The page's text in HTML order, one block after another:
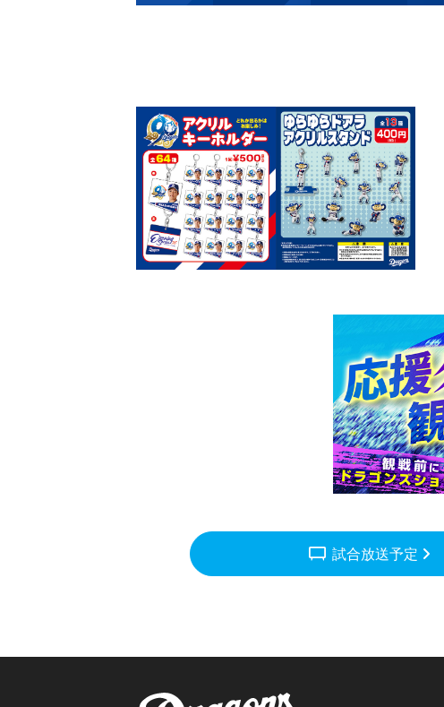
tv_gen 試合放送予定